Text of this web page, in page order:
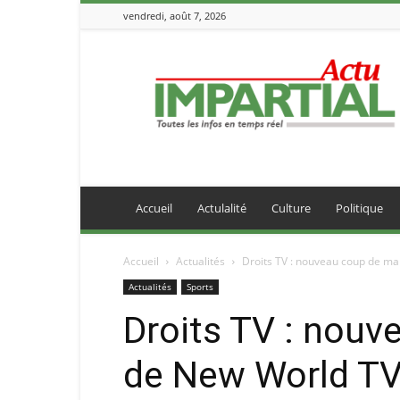
vendredi, août 7, 2026
IMPARTIALACTU
Accueil Actulalité Culture Politique
Accueil Actualités Droits TV : nouveau coup de
Actualités Sports
Droits TV :
de New World